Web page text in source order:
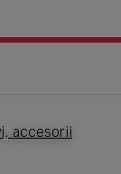
accesorii